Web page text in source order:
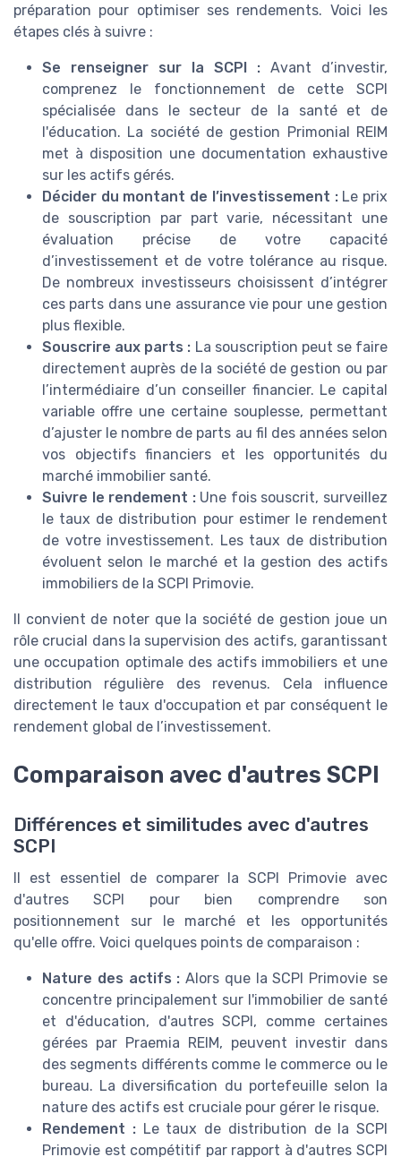
préparation pour optimiser ses rendements. Voici les
étapes clés à suivre :
Se renseigner sur la SCPI : Avant d’investir,
comprenez le fonctionnement de cette SCPI
spécialisée dans le secteur de la santé et de
l'éducation. La société de gestion Primonial REIM
met à disposition une documentation exhaustive
sur les actifs gérés.
Décider du montant de l’investissement :Le prix
de souscription par part varie, nécessitant une
évaluation précise de votre capacité
d’investissement et de votre tolérance au risque.
De nombreux investisseurs choisissent d’intégrer
ces parts dans une assurance vie pour une gestion
plus flexible.
Souscrire aux parts : La souscription peut se faire
directement auprès de la société de gestion ou par
l’intermédiaire d’un conseiller financier. Le capital
variable offre une certaine souplesse, permettant
d’ajuster le nombre de parts au fil des années selon
vos objectifs financiers et les opportunités du
marché immobilier santé.
Suivre le rendement :Une fois souscrit, surveillez
le taux de distribution pour estimer le rendement
de votre investissement. Les taux de distribution
évoluent selon le marché et la gestion des actifs
immobiliers de la SCPI Primovie.
Il convient de noter que la société de gestion joue un
rôle crucial dans la supervision des actifs, garantissant
une occupation optimale des actifs immobiliers et une
distribution régulière des revenus. Cela influence
directement le taux d'occupation et par conséquent le
rendement global de l’investissement.
Comparaison avec d'autres SCPI
Différences et similitudes avec d'autres
SCPI
Il est essentiel de comparer la SCPI Primovie avec
d'autres SCPI pour bien comprendre son
positionnement sur le marché et les opportunités
qu'elle offre. Voici quelques points de comparaison :
Nature des actifs : Alors que la SCPI Primovie se
concentre principalement sur l'immobilier de santé
et d'éducation, d'autres SCPI, comme certaines
gérées par Praemia REIM, peuvent investir dans
des segments différents comme le commerce ou le
bureau. La diversification du portefeuille selon la
nature des actifs est cruciale pour gérer le risque.
Rendement :Le taux de distribution de la SCPI
Primovie est compétitif par rapport à d'autres SCPI